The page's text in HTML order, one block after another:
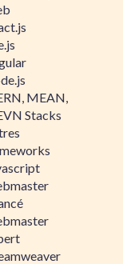
MEAN,
Stacks